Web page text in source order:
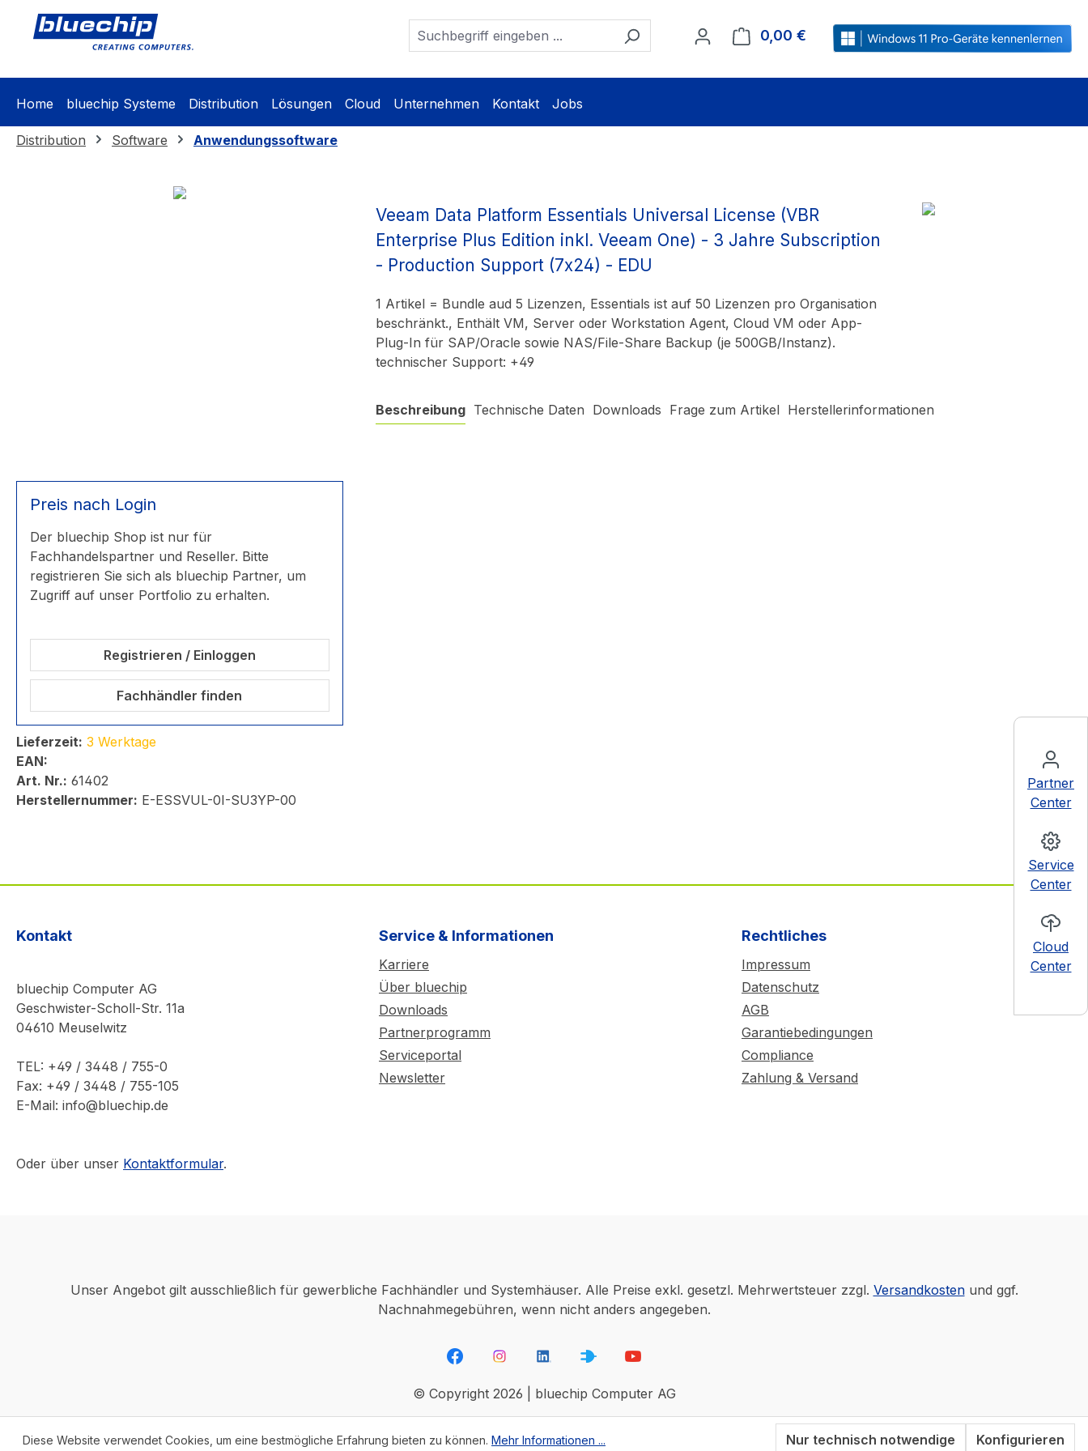
Zur Hauptnavigation springen
Partner
Center
Service
Center
Cloud
Center
0,00 € Warenkorb enthält 0 Positionen. Der
Home bluechip Systeme Distribution Lösungen Cloud Unternehmen Kontakt Jobs
Distribution Software Anwendungssoftware
Bildergalerie überspringen
Preis nach Login
Der bluechip Shop ist nur für
Fachhandelspartner und Reseller. Bitte
registrieren Sie sich als bluechip Partner, um
Zugriff auf unser Portfolio zu erhalten.
Registrieren / Einloggen
Fachhändler finden
Lieferzeit: 3 Werktage
EAN:
Art. Nr.: 61402
Herstellernummer: E-ESSVUL-0I-SU3YP-00
Veeam Data Platform Essentials Universal License (VBR
Enterprise Plus Edition inkl. Veeam One) - 3 Jahre Subscription
- Production Support (7x24) - EDU
1 Artikel = Bundle aud 5 Lizenzen, Essentials ist auf 50 Lizenzen pro Organisation
beschränkt., Enthält VM, Server oder Workstation Agent, Cloud VM oder App-
Plug-In für SAP/Oracle sowie NAS/File-Share Backup (je 500GB/Instanz).
technischer Support: +49
Beschreibung Technische Daten Downloads Frage zum Artikel Herstellerinformationen
Kontakt
bluechip Computer AG
Geschwister-Scholl-Str. 11a
04610 Meuselwitz
TEL: +49 / 3448 / 755-0
Fax: +49 / 3448 / 755-105
E-Mail: info@bluechip.de
Oder über unser Kontaktformular.
Service & Informationen
Karriere
Über bluechip
Downloads
Partnerprogramm
Serviceportal
Newsletter
Rechtliches
Impressum
Datenschutz
AGB
Garantiebedingungen
Compliance
Zahlung & Versand
Unser Angebot gilt ausschließlich für gewerbliche Fachhändler und Systemhäuser. Alle Preise exkl. gesetzl. Mehrwertsteuer zzgl. Versandkostenund ggf.
Nachnahmegebühren, wenn nicht anders angegeben.
© Copyright 2026 | bluechip Computer AG
Diese Website verwendet Cookies, um eine bestmögliche Erfahrung bieten zu können. Mehr Informationen ... Nur technisch notwendige Konfigurieren